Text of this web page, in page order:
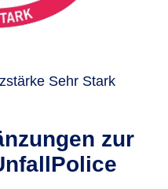
Sehr Stark
zur